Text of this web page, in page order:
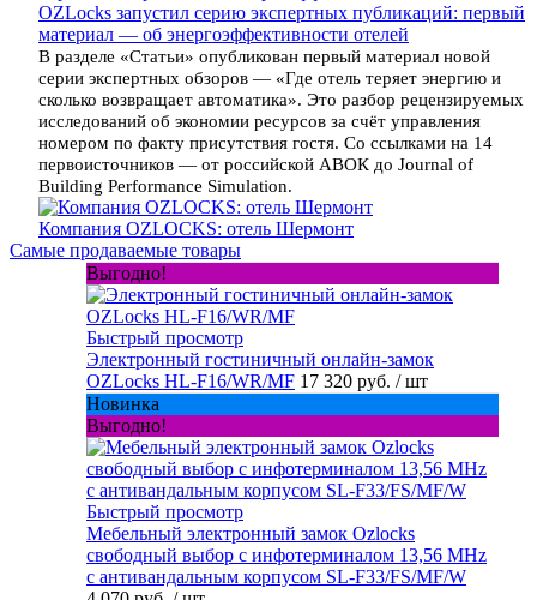
OZLocks запустил серию экспертных публикаций: первый
материал — об энергоэффективности отелей
В разделе «Статьи» опубликован первый материал новой
серии экспертных обзоров — «Где отель теряет энергию и
сколько возвращает автоматика». Это разбор рецензируемых
исследований об экономии ресурсов за счёт управления
номером по факту присутствия гостя. Со ссылками на 14
первоисточников — от российской АВОК до Journal of
Building Performance Simulation.
Компания OZLOCKS: отель Шермонт
Самые продаваемые товары
Выгодно!
Быстрый просмотр
Электронный гостиничный онлайн-замок
OZLocks HL-F16/WR/MF 17 320 руб. / шт
Новинка
Выгодно!
Быстрый просмотр
Мебельный электронный замок Ozlocks
свободный выбор с инфотерминалом 13,56 MHz
с антивандальным корпусом SL-F33/FS/MF/W